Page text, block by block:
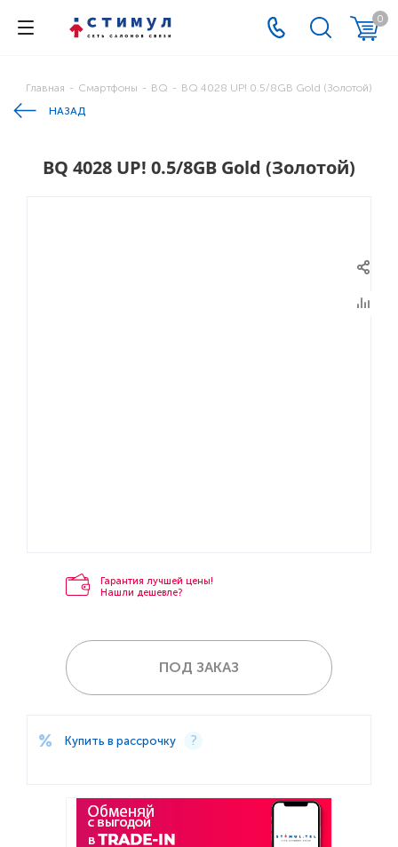
0
Главная - Смартфоны - BQ - BQ 4028 UP! 0.5/8GB Gold (Золотой)
НАЗАД
BQ 4028 UP! 0.5/8GB Gold (Золотой)
Гарантия лучшей цены!
Нашли дешевле?
ПОД ЗАКАЗ
Купить в рассрочку